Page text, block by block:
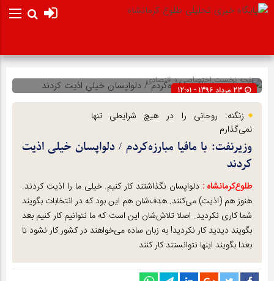
صفحه نخستاختصاصی»اقتصادی
23 مرداد 1396 - 12:01
شناسه : 271
زنگنه: روحانی را در هيچ شرايطی تنها
نمی‌گذارم
وزیرنفت: با مافیا مبارزه‌کردم / دلواپسان خیلی اذیت
کردند
طلوع‌‌کرمانشاه : دلواپسان نگذاشتند کار کنیم. خیلی ما را اذیت کردند.
هنوز هم (اذیت) می‌کنند. هدف‌شان هم این بود که در انتخابات بگویند
شما کاری نکردید. اصلا تلاش‌شان این است که ما نتوانیم کار کنیم بعد
بگویند دیدید کار نکردید! به زبان ساده می‌خواهند در کشور کار نشود تا
بعدا بگویند اینها نتوانستند کار کنند